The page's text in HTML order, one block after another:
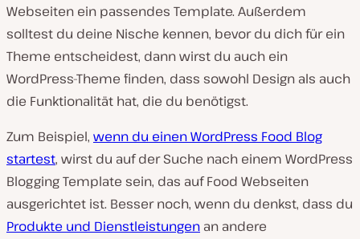
Webseiten ein passendes Template. Außerdem
solltest du deine Nische kennen, bevor du dich für ein
Theme entscheidest, dann wirst du auch ein
WordPress-Theme finden, dass sowohl Design als auch
die Funktionalität hat, die du benötigst.
Zum Beispiel, wenn du einen WordPress Food Blog
startest, wirst du auf der Suche nach einem WordPress
Blogging Template sein, das auf Food Webseiten
ausgerichtet ist. Besser noch, wenn du denkst, dass du
Produkte und Dienstleistungen an andere